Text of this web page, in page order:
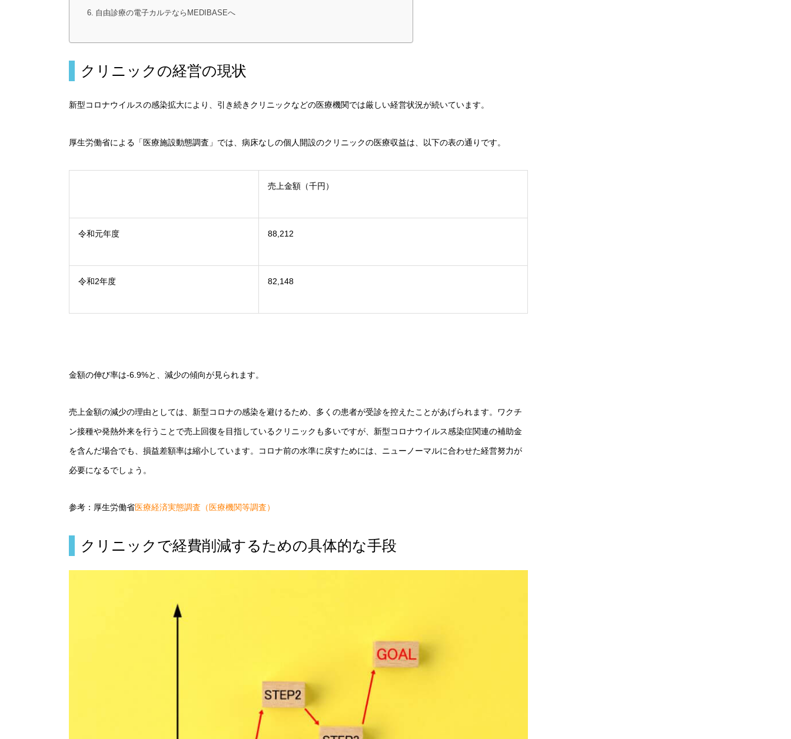
自由診療の電子カルテならMEDIBASEへ
クリニックの経営の現状
新型コロナウイルスの感染拡大により、引き続きクリニックなどの医療機関では厳しい経営状況が続いています。
厚生労働省による「医療施設動態調査」では、病床なしの個人開設のクリニックの医療収益は、以下の表の通りです。
売上金額（千円）
令和元年度 88,212
令和2年度 82,148
金額の伸び率は-6.9%と、減少の傾向が見られます。
売上金額の減少の理由としては、新型コロナの感染を避けるため、多くの患者が受診を控えたことがあげられます。ワクチ
ン接種や発熱外来を行うことで売上回復を目指しているクリニックも多いですが、新型コロナウイルス感染症関連の補助金
を含んだ場合でも、損益差額率は縮小しています。コロナ前の水準に戻すためには、ニューノーマルに合わせた経営努力が
必要になるでしょう。
参考：厚生労働省医療経済実態調査（医療機関等調査）
クリニックで経費削減するための具体的な手段